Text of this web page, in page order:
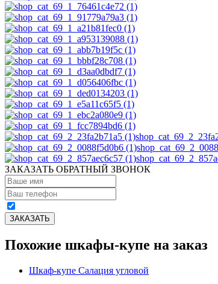
ЗАКАЗАТЬ ОБРАТНЫЙ ЗВОНОК
Похожие шкафы-купе на заказ
Шкаф-купе Салация угловой